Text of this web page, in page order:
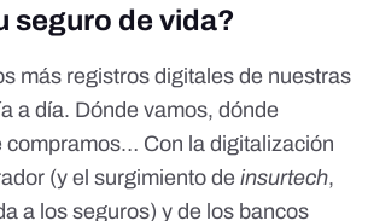
seguro de vida?
más registros digitales de nuestras
a día. Dónde vamos, dónde
compramos… Con la digitalización
(y el surgimiento de insurtech,
a los seguros) y de los bancos